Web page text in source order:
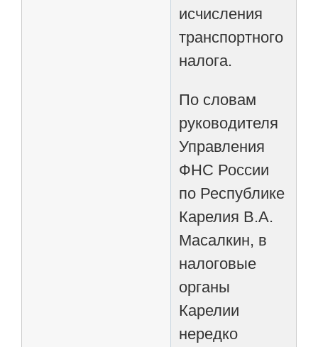
исчисления
транспортного
налога.
По словам
руководителя
Управления
ФНС России
по Республике
Карелия В.А.
Масалкин, в
налоговые
органы
Карелии
нередко